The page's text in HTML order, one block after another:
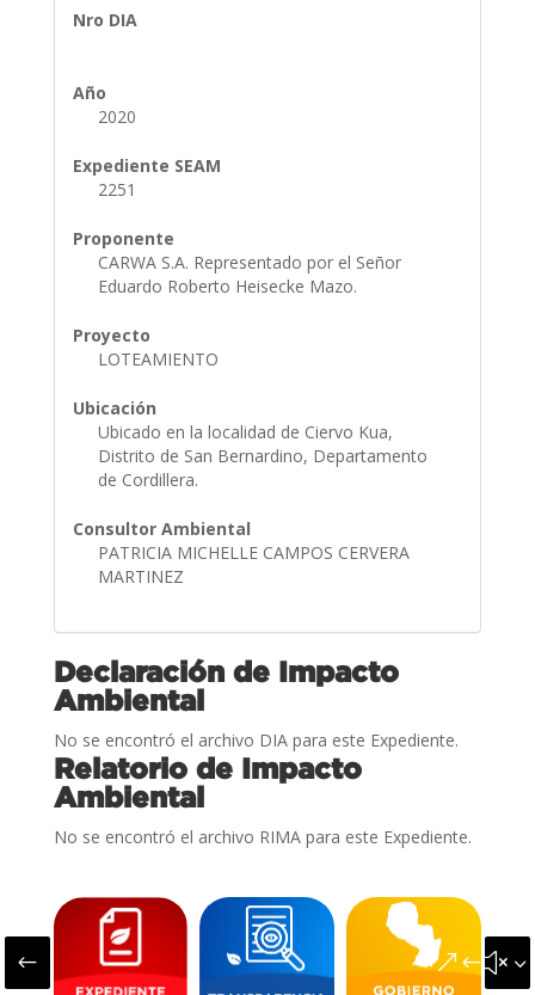
Nro DIA
Año
2020
Expediente SEAM
2251
Proponente
CARWA S.A. Representado por el Señor
Eduardo Roberto Heisecke Mazo.
Proyecto
LOTEAMIENTO
Ubicación
Ubicado en la localidad de Ciervo Kua,
Distrito de San Bernardino, Departamento
de Cordillera.
Consultor Ambiental
PATRICIA MICHELLE CAMPOS CERVERA
MARTINEZ
Declaración de Impacto
Ambiental
No se encontró el archivo DIA para este Expediente.
Relatorio de Impacto
Ambiental
No se encontró el archivo RIMA para este Expediente.
#